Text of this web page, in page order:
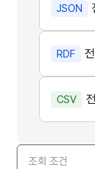
JSON
RDF
CSV
검색옵션